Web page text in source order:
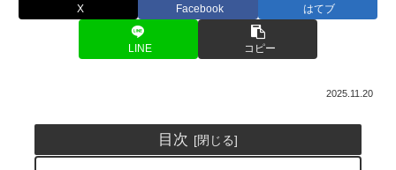
X Facebook はてブ
LINE コピー
2025.11.20
目次